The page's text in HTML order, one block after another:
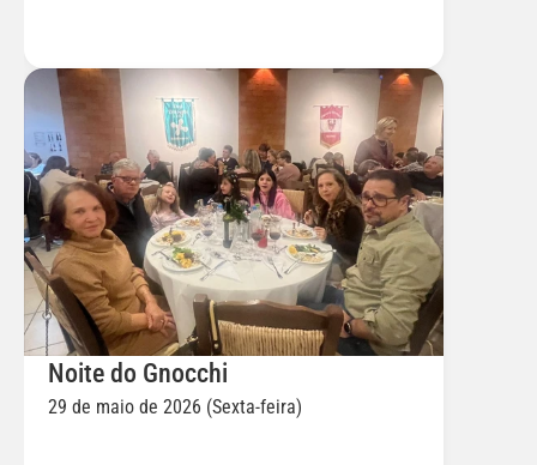
Noite do Gnocchi
29 de maio de 2026 (Sexta-feira)